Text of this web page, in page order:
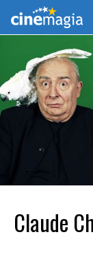
Claude